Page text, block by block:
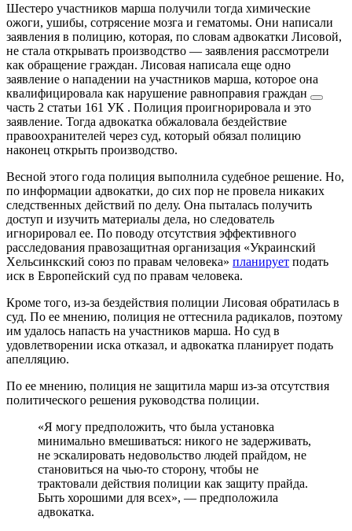
Шестеро участников марша получили тогда химические
ожоги, ушибы, сотрясение мозга и гематомы. Они написали
заявления в полицию, которая, по словам адвокатки Лисовой,
не стала открывать производство — заявления рассмотрели
как обращение граждан. Лисовая написала еще одно
заявление о нападении на участников марша, которое она
квалифицировала как нарушение равноправия граждан
часть 2 статьи 161 УК . Полиция проигнорировала и это
заявление. Тогда адвокатка обжаловала бездействие
правоохранителей через суд, который обязал полицию
наконец открыть производство.
Весной этого года полиция выполнила судебное решение. Но,
по информации адвокатки, до сих пор не провела никаких
следственных действий по делу. Она пыталась получить
доступ и изучить материалы дела, но следователь
игнорировал ее. По поводу отсутствия эффективного
расследования правозащитная организация «Украинский
Хельсинкский союз по правам человека» планирует подать
иск в Европейский суд по правам человека.
Кроме того, из-за бездействия полиции Лисовая обратилась в
суд. По ее мнению, полиция не оттеснила радикалов, поэтому
им удалось напасть на участников марша. Но суд в
удовлетворении иска отказал, и адвокатка планирует подать
апелляцию.
По ее мнению, полиция не защитила марш из-за отсутствия
политического решения руководства полиции.
«Я могу предположить, что была установка
минимально вмешиваться: никого не задерживать,
не эскалировать недовольство людей прайдом, не
становиться на чью-то сторону, чтобы не
трактовали действия полиции как защиту прайда.
Быть хорошими для всех», — предположила
адвокатка.